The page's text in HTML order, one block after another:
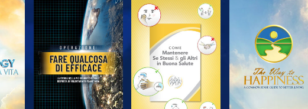
ESPLORA LE
SERIE
ESPLORA LE
SERIE
ESPLORA LE
SERIE